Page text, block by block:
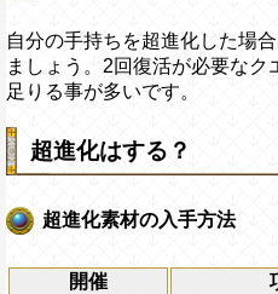
自分の手持ちを超進化した場
ましょう。2回復活が必要な
足りる事が多いです。
超進化はする？
超進化素材の入手方法
開催